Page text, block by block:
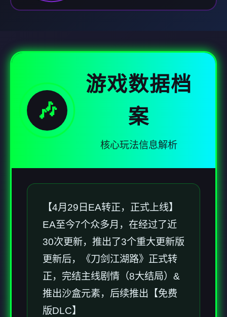
🎶
游戏数据档
案
核心玩法信息解析
【4月29日EA转正，正式上线】
EA至今7个众多月，在经过了近
30次更新，推出了3个重大更新版
更新后，《刀剑江湖路》正式转
正，完结主线剧情（8大结局）&
推出沙盒元素，后续推出【免费
版DLC】